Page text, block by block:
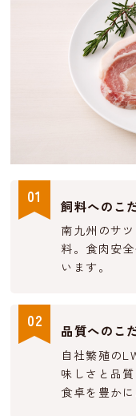
01 飼料へのこ
南九州のサ
料。食肉安
います。
02 品質へのこ
自社繁殖の
味しさと品
食卓を豊かに